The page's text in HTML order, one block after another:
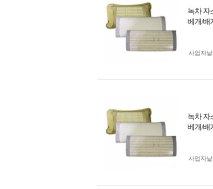
녹차 자
베개/배
사업자
녹차 자
베개/배
사업자